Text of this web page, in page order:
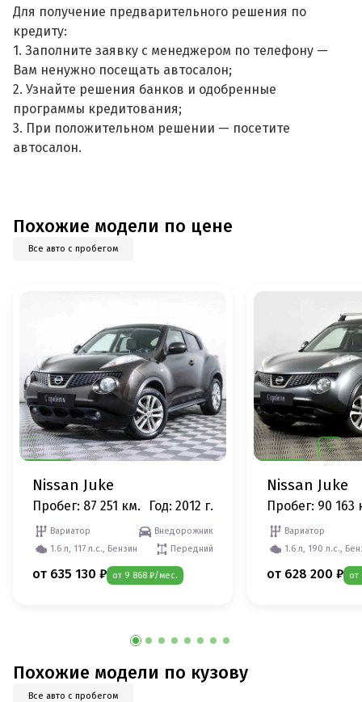
Для получение предварительного решения по
кредиту:
1. Заполните заявку с менеджером по телефону —
Вам ненужно посещать автосалон;
2. Узнайте решения банков и одобренные
программы кредитования;
3. При положительном решении — посетите
автосалон.
Похожие модели по цене
Все авто с пробегом
Nissan Juke
Пробег: 87 251 км. Год: 2012 г.
Вариатор
Внедорожник
1.6 л, 117 л.с., Бензин
Передний
от 635 130 ₽ от 9 868 ₽/мес.
Nissan Juke
Пробег: 90 163
Вариатор
1.6 л, 190 л.с.,
от 628 200 ₽ от
Похожие модели по кузову
Все авто с пробегом